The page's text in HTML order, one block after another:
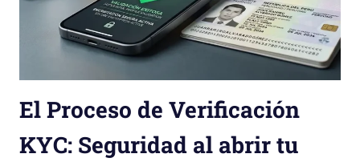
El Proceso de Verificación
KYC: Seguridad al abrir tu